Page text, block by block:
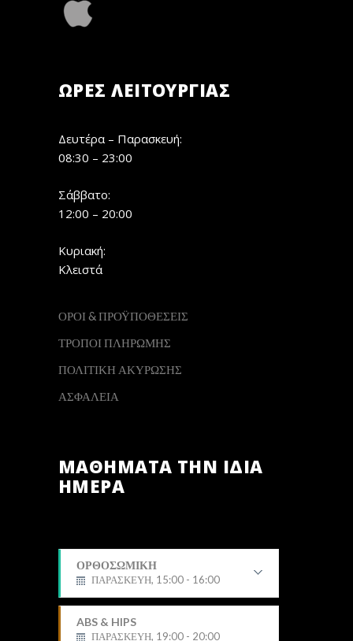
ΏΡΕΣ ΛΕΙΤΟΥΡΓΊΑΣ
Δευτέρα – Παρασκευή:
08:30 – 23:00
Σάββατο:
12:00 – 20:00
Κυριακή:
Κλειστά
ΟΡΟΙ & ΠΡΟΫΠΟΘΕΣΕΙΣ
ΤΡΟΠΟΙ ΠΛΗΡΩΜΗΣ
ΠΟΛΙΤΙΚΗ ΑΚΥΡΩΣΗΣ
ΑΣΦΑΛΕΙΑ
ΜΑΘΗΜΑΤΑ ΤΗΝ ΙΔΙΑ
ΗΜΕΡΑ
ΟΡΘΟΣΩΜΙΚΗ
ΠΑΡΑΣΚΕΥΗ, 15:00 - 16:00
ABS & HIPS
ΠΑΡΑΣΚΕΥΗ, 19:00 - 20:00